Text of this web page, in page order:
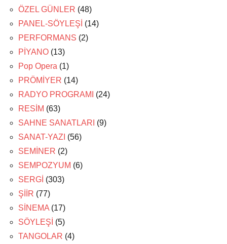
ÖZEL GÜNLER (48)
PANEL-SÖYLEŞİ (14)
PERFORMANS (2)
PİYANO (13)
Pop Opera (1)
PRÖMİYER (14)
RADYO PROGRAMI
(24)
RESİM (63)
SAHNE SANATLARI (9)
SANAT-YAZI (56)
SEMİNER (2)
SEMPOZYUM (6)
SERGİ (303)
ŞİİR (77)
SİNEMA (17)
SÖYLEŞİ (5)
TANGOLAR (4)